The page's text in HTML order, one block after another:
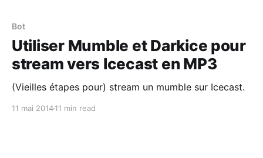
Bot
Utiliser Mumble et Darkice pour
stream vers Icecast en MP3
(Vieilles étapes pour) stream un mumble sur Icecast.
11 mai 201411 min read